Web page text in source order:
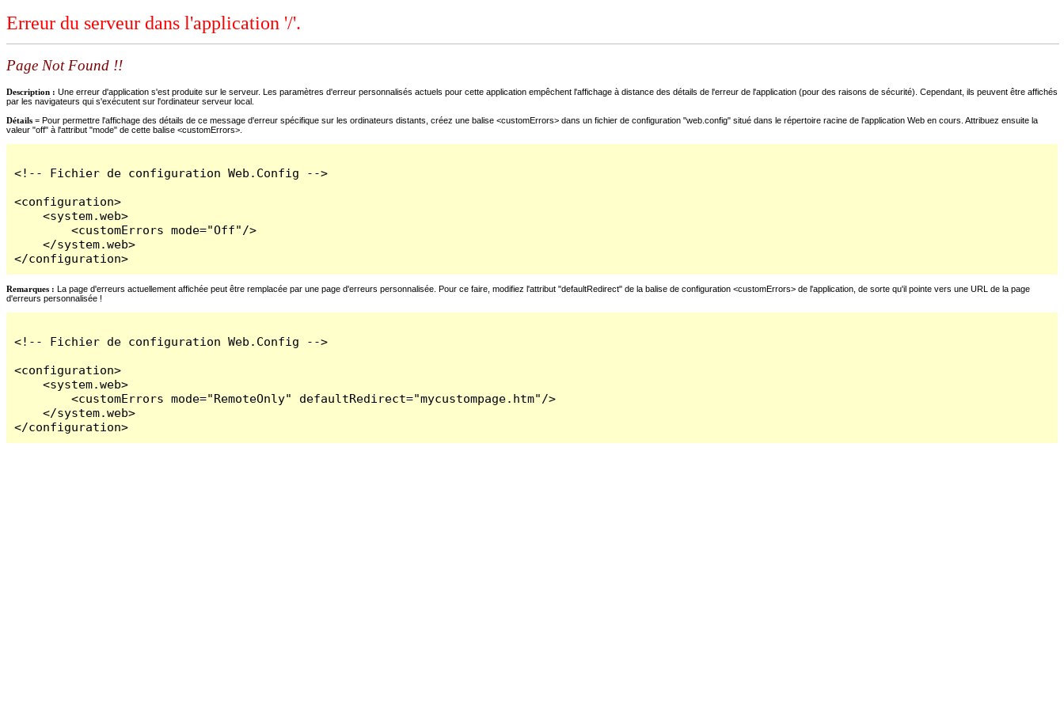
Erreur du serveur dans l'application '/'.
Page Not Found !!
Description : Une erreur d'application s'est produite sur le serveur. Les paramètres d'erreur personnalisés actuels pour cette application empêchent l'affichage à distance des détails de l'erreur de l'application (pour des raisons de sécurité). Cependant, ils peuvent être affichés
par les navigateurs qui s'exécutent sur l'ordinateur serveur local.
Détails = Pour permettre l'affichage des détails de ce message d'erreur spécifique sur les ordinateurs distants, créez une balise <customErrors> dans un fichier de configuration "web.config" situé dans le répertoire racine de l'application Web en cours. Attribuez ensuite la
valeur "off" à l'attribut "mode" de cette balise <customErrors>.
<!-- Fichier de configuration Web.Config -->
<configuration>
    <system.web>
        <customErrors mode="Off"/>
    </system.web>
</configuration>
Remarques : La page d'erreurs actuellement affichée peut être remplacée par une page d'erreurs personnalisée. Pour ce faire, modifiez l'attribut "defaultRedirect" de la balise de configuration <customErrors> de l'application, de sorte qu'il pointe vers une URL de la page
d'erreurs personnalisée !
<!-- Fichier de configuration Web.Config -->
<configuration>
    <system.web>
        <customErrors mode="RemoteOnly" defaultRedirect="mycustompage.htm"/>
    </system.web>
</configuration>